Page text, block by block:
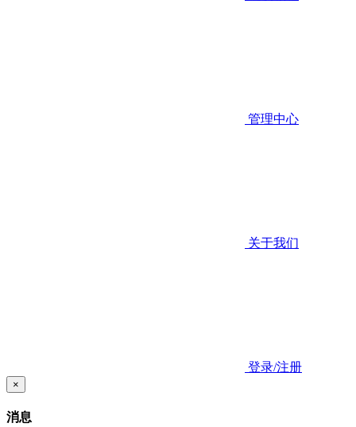
管理中心
关于我们
登录/注册
×
消息